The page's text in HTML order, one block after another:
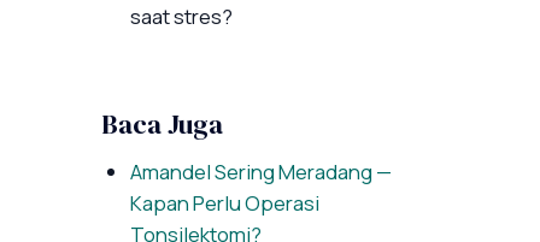
saat stres?
Baca Juga
Amandel Sering Meradang —
Kapan Perlu Operasi
Tonsilektomi?